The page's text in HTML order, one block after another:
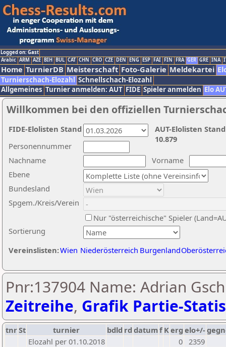
Logged on: Gast
Arabic ARM AZE BIH BUL CAT CHN CRO CZE DEN ENG ESP FAI FIN FRA GER GRE INA
Home TurnierDB Meisterschaft Foto-Galerie Meldekartei
Turnierschach-Elozahl Schnellschach-Elozahl
Allgemeines Turnier anmelden: AUT FIDE Spieler anmelden Elo
Willkommen bei den offiziellen
Nachname
Vorname
Ebene
Sortierung
Personennummer
Bundesland
Spgem./Kreis/Verein
Nur "österreichische" Spieler
Vereinslisten:Wien Niederösterreich Burgenland
AUT-Elolisten
10.879
FIDE-Elolisten Stand
Pnr:137904 Name: Adrian
Zeitreihe, Grafik Partie-
tnrSt turnier bdld rd datumf Kerg elo+/-
Elozahl per 01.10.2018
0 2359